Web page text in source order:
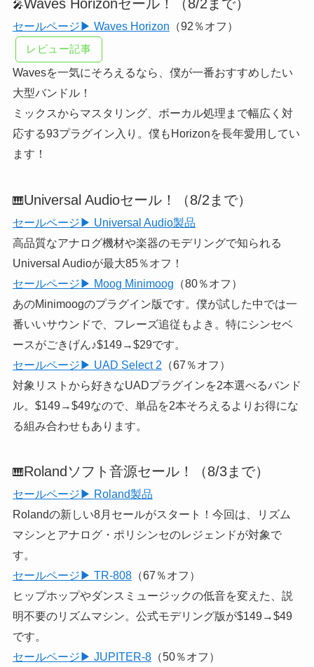
🎤Waves Horizonセール！（8/2まで）
セールページ▶ Waves Horizon （92％オフ）
レビュー記事
Wavesを一気にそろえるなら、僕が一番おすすめしたい
大型バンドル！
ミックスからマスタリング、ボーカル処理まで幅広く対
応する93プラグイン入り。僕もHorizonを長年愛用してい
ます！
🎹Universal Audioセール！（8/2まで）
セールページ▶ Universal Audio製品
高品質なアナログ機材や楽器のモデリングで知られる
Universal Audioが最大85％オフ！
セールページ▶ Moog Minimoog （80％オフ）
あのMinimoogのプラグイン版です。僕が試した中では一
番いいサウンドで、フレーズ追従もよき。特にシンセベ
ースがごきげん♪$149→$29です。
セールページ▶ UAD Select 2 （67％オフ）
対象リストから好きなUADプラグインを2本選べるバンド
ル。$149→$49なので、単品を2本そろえるよりお得にな
る組み合わせもあります。
🎹Rolandソフト音源セール！（8/3まで）
セールページ▶ Roland製品
Rolandの新しい8月セールがスタート！今回は、リズム
マシンとアナログ・ポリシンセのレジェンドが対象で
す。
セールページ▶ TR-808（67％オフ）
ヒップホップやダンスミュージックの低音を変えた、説
明不要のリズムマシン。公式モデリング版が$149→$49
です。
セールページ▶ JUPITER-8（50％オフ）